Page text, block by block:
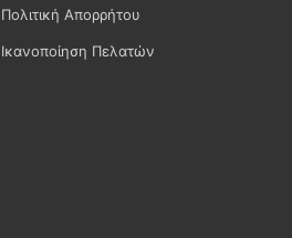
Πολιτική Απορρήτου
Ικανοποίηση Πελατών